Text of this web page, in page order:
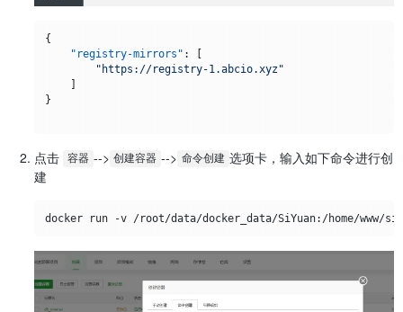
{
"registry-mirrors" :
[
"https://registry-1.abcio.xyz"
]
}
点击 容器 ​--> 创建容器 ​--> 命令创建 ​选项卡，输入如下命令进行创
建
docker run -v /root/data/docker_data/SiYuan: /home/www/